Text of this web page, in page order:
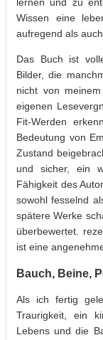
Wissen eine
aufregend als
Das Buch ist
Bilder, die
nicht von
eigenen
Fit-Werden
Bedeutung von
Zustand
und sicher, ein
Fähigkeit des
sowohl fesselnd
spätere Werke
überbewertet.
ist eine
Bauch, Beine,
Als ich fertig
Traurigkeit, ein
Lebens und die